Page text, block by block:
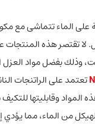
على الماء تتماشى مع
لا تقتصر هذه
وذلك بفضل مواد العزل
تعتمد على الراتنجات
المواد وقابليتها
من الماء، مما